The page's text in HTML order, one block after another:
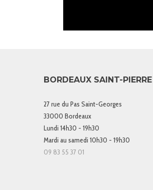
BORDEAUX SAINT-PIERRE
27 rue du Pas Saint-Georges
33000 Bordeaux
Lundi 14h30 - 19h30
Mardi au samedi 10h30 - 19h30
09 83 55 37 01